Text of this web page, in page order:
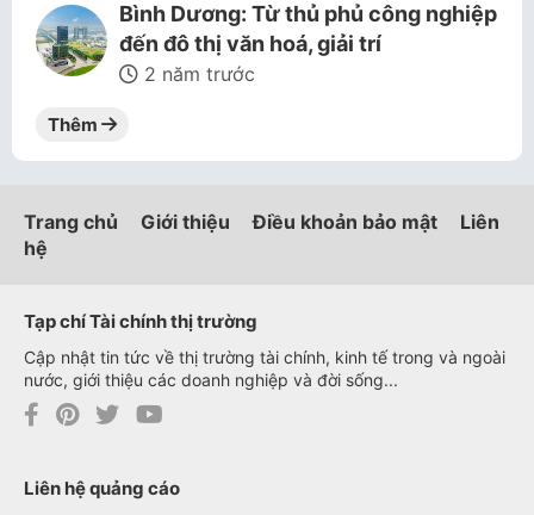
Bình Dương: Từ thủ phủ công nghiệp
đến đô thị văn hoá, giải trí
2 năm trước
Thêm
Trang chủ Giới thiệu Điều khoản bảo mật
Liên
hệ
Tạp chí Tài chính thị trường
Cập nhật tin tức về thị trường tài chính, kinh tế trong và ngoài
nước, giới thiệu các doanh nghiệp và đời sống...
Liên hệ quảng cáo